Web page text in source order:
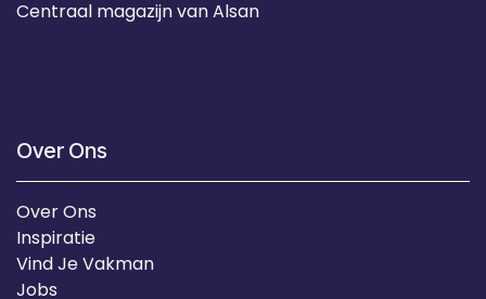
Centraal magazijn van Alsan
Over Ons
Over Ons
Inspiratie
Vind Je Vakman
Jobs